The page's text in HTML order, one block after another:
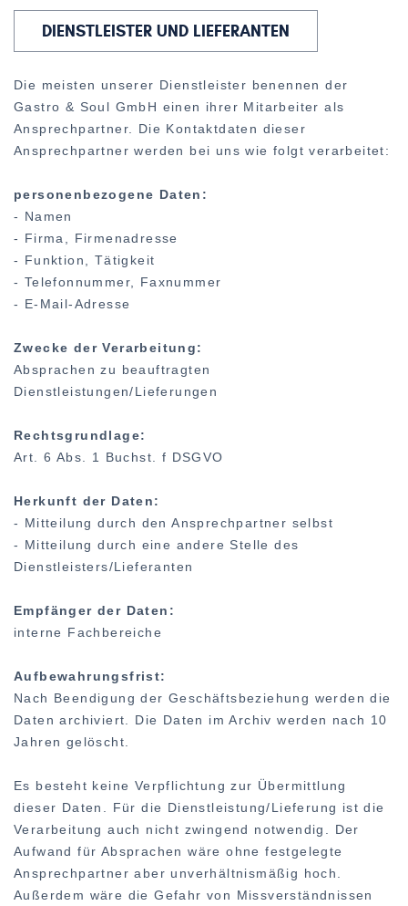
DIENSTLEISTER UND LIEFERANTEN
Die meisten unserer Dienstleister benennen der
Gastro & Soul GmbH einen ihrer Mitarbeiter als
Ansprechpartner. Die Kontaktdaten dieser
Ansprechpartner werden bei uns wie folgt verarbeitet:
personenbezogene Daten:
- Namen
- Firma, Firmenadresse
- Funktion, Tätigkeit
- Telefonnummer, Faxnummer
- E-Mail-Adresse
Zwecke der Verarbeitung:
Absprachen zu beauftragten
Dienstleistungen/Lieferungen
Rechtsgrundlage:
Art. 6 Abs. 1 Buchst. f DSGVO
Herkunft der Daten:
- Mitteilung durch den Ansprechpartner selbst
- Mitteilung durch eine andere Stelle des
Dienstleisters/Lieferanten
Empfänger der Daten:
interne Fachbereiche
Aufbewahrungsfrist:
Nach Beendigung der Geschäftsbeziehung werden die
Daten archiviert. Die Daten im Archiv werden nach 10
Jahren gelöscht.
Es besteht keine Verpflichtung zur Übermittlung
dieser Daten. Für die Dienstleistung/Lieferung ist die
Verarbeitung auch nicht zwingend notwendig. Der
Aufwand für Absprachen wäre ohne festgelegte
Ansprechpartner aber unverhältnismäßig hoch.
Außerdem wäre die Gefahr von Missverständnissen